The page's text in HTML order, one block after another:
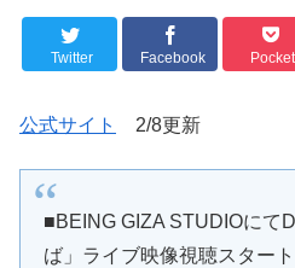
Twitter Facebook Pocket
公式サイト 2/8更新
■BEING GIZA STUDIOにて
ば」ライブ映像視聴スター